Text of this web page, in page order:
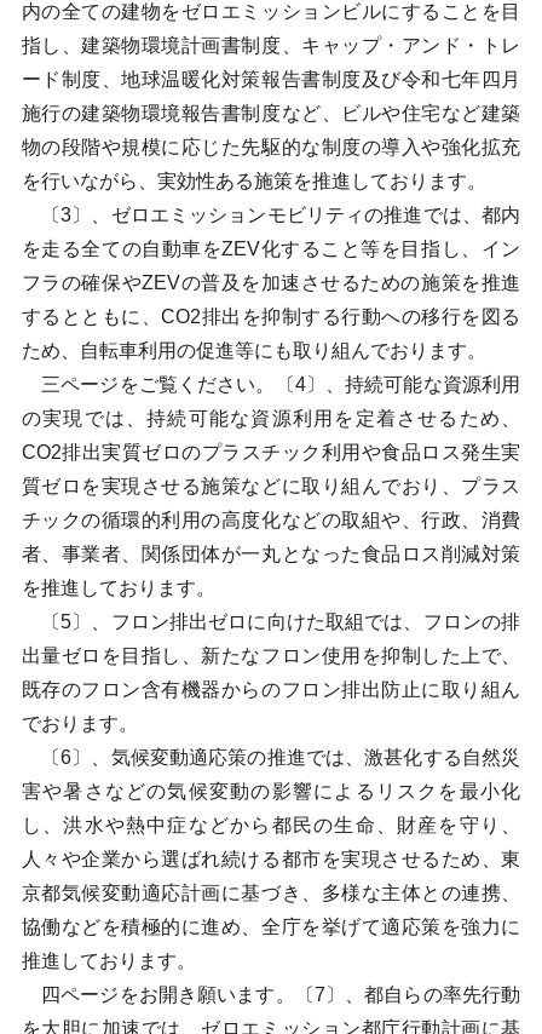
内の全ての建物をゼロエミッションビルにすることを目
指し、建築物環境計画書制度、キャップ・アンド・トレ
ード制度、地球温暖化対策報告書制度及び令和七年四月
施行の建築物環境報告書制度など、ビルや住宅など建築
物の段階や規模に応じた先駆的な制度の導入や強化拡充
を行いながら、実効性ある施策を推進しております。
〔3〕、ゼロエミッションモビリティの推進では、都内
を走る全ての自動車をZEV化すること等を目指し、イン
フラの確保やZEVの普及を加速させるための施策を推進
するとともに、CO2排出を抑制する行動への移行を図る
ため、自転車利用の促進等にも取り組んでおります。
三ページをご覧ください。〔4〕、持続可能な資源利用
の実現では、持続可能な資源利用を定着させるため、
CO2排出実質ゼロのプラスチック利用や食品ロス発生実
質ゼロを実現させる施策などに取り組んでおり、プラス
チックの循環的利用の高度化などの取組や、行政、消費
者、事業者、関係団体が一丸となった食品ロス削減対策
を推進しております。
〔5〕、フロン排出ゼロに向けた取組では、フロンの排
出量ゼロを目指し、新たなフロン使用を抑制した上で、
既存のフロン含有機器からのフロン排出防止に取り組ん
でおります。
〔6〕、気候変動適応策の推進では、激甚化する自然災
害や暑さなどの気候変動の影響によるリスクを最小化
し、洪水や熱中症などから都民の生命、財産を守り、
人々や企業から選ばれ続ける都市を実現させるため、東
京都気候変動適応計画に基づき、多様な主体との連携、
協働などを積極的に進め、全庁を挙げて適応策を強力に
推進しております。
四ページをお開き願います。〔7〕、都自らの率先行動
を大胆に加速では、ゼロエミッション都庁行動計画に基